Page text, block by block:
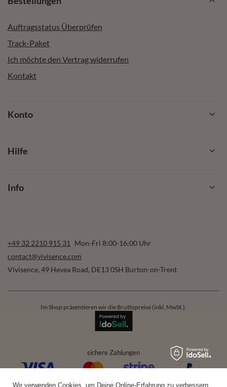
Auftragsstatus Überprüfen
Track-Paket
Ich möchte den Vertrag widerrufen
Kontakt
Konto
Hilfe
Info
+49 32 2210 915 31
Mon-Fri 8:00-16:00 Uhr
contact@vivisence.com
Vivisence, 49 Hevea Road, DE13 0SH Burton-on-Trent
Im Shop präsentieren wir die Bruttopreise (inkl. MwSt.).
sichere Zahlungen
Wir verwenden Cookies, um Deine Online-Erfahrung zu verbessern,